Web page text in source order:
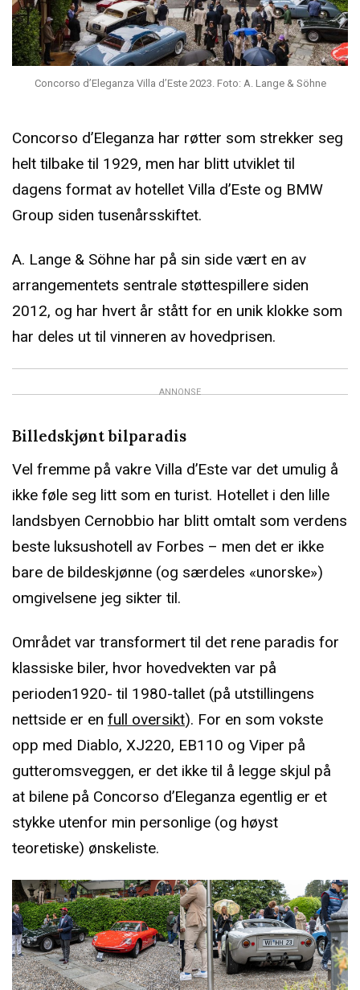
Concorso d’Eleganza Villa d’Este 2023. Foto: A. Lange & Söhne
Concorso d’Eleganza har røtter som strekker seg
helt tilbake til 1929, men har blitt utviklet til
dagens format av hotellet Villa d’Este og BMW
Group siden tusenårsskiftet.
A. Lange & Söhne har på sin side vært en av
arrangementets sentrale støttespillere siden
2012, og har hvert år stått for en unik klokke som
har deles ut til vinneren av hovedprisen.
ANNONSE
Billedskjønt bilparadis
Vel fremme på vakre Villa d’Este var det umulig å
ikke føle seg litt som en turist. Hotellet i den lille
landsbyen Cernobbio har blitt omtalt som verdens
beste luksushotell av Forbes – men det er ikke
bare de bildeskjønne (og særdeles «unorske»)
omgivelsene jeg sikter til.
Området var transformert til det rene paradis for
klassiske biler, hvor hovedvekten var på
perioden1920- til 1980-tallet (på utstillingens
nettside er enfull oversikt). For en som vokste
opp med Diablo, XJ220, EB110 og Viper på
gutteromsveggen, er det ikke til å legge skjul på
at bilene på Concorso d’Eleganza egentlig er et
stykke utenfor min personlige (og høyst
teoretiske) ønskeliste.